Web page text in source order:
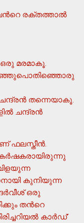
രക്തത്താല്‍
മരമാകൂ.
മഞ്ഞുപൊതിഞ്ഞൊരു
തന്നെയാകൂ.
ചന്ദ്രന്‍
ഫലസ്തീന്‍.
കുനിയുന്ന
ഒരു
തന്‍റെ
കാര്‍ഡ്'